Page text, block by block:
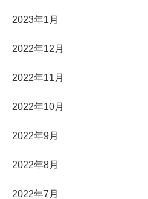
2023年1月
2022年12月
2022年11月
2022年10月
2022年9月
2022年8月
2022年7月